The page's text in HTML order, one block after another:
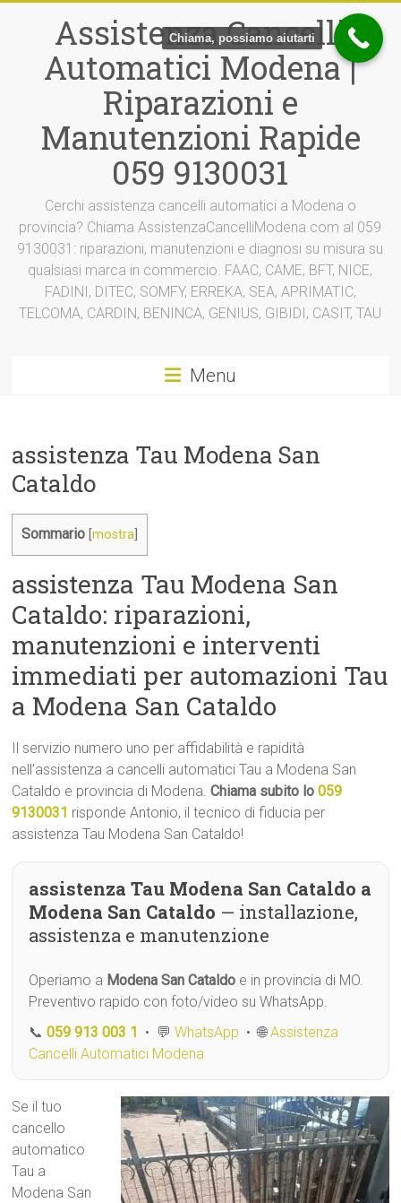
contenutoAssistenza Cancelli
Automatici Modena |
Riparazioni e
Manutenzioni Rapide
059 9130031
Cerchi assistenza cancelli automatici a Modena o
provincia? Chiama AssistenzaCancelliModena.com al 059
9130031: riparazioni, manutenzioni e diagnosi su misura su
qualsiasi marca in commercio. FAAC, CAME, BFT, NICE,
FADINI, DITEC, SOMFY, ERREKA, SEA, APRIMATIC,
TELCOMA, CARDIN, BENINCA, GENIUS, GIBIDI, CASIT, TAU
Menu
assistenza Tau Modena San
Cataldo
Sommario [mostra
assistenza Tau Modena San
Cataldo: riparazioni,
manutenzioni e interventi
immediati per automazioni Tau
a Modena San Cataldo
Il servizio numero uno per affidabilità e rapidità
nell’assistenza a cancelli automatici Tau a Modena San
Cataldo e provincia di Modena.Chiama subito lo059
9130031 risponde Antonio, il tecnico di fiducia per
assistenza Tau Modena San Cataldo!
assistenza Tau Modena San Cataldo a
Modena San Cataldo — installazione,
assistenza e manutenzione
Operiamo a Modena San Cataldo e in provincia di MO.
Preventivo rapido con foto/video su WhatsApp.
📞059 913 003 1 • 💬WhatsApp • 🌐Assistenza
Cancelli Automatici Modena
Se il tuo
cancello
automatico
Tau a
Modena San
Chiama, possiamo aiutarti